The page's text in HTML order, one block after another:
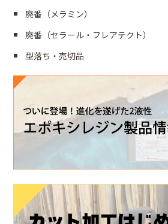
廃番（メラミン）
廃番（セラール・フレアテクト）
型落ち・売切品